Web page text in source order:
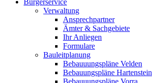
Bürgerservice
Verwaltung
Ansprechpartner
Ämter & Sachgebiete
Ihr Anliegen
Formulare
Bauleitplanung
Bebauuungspläne Velden
Bebauungspläne Hartenstein
Bebauuungspläne Vorra